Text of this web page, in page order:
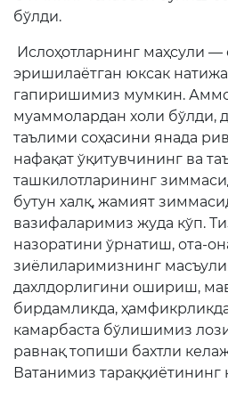
бўлди.
Ислоҳотларнинг маҳсули —
эришилаётган юксак
гапиришимиз мумкин.
муаммолардан холи бўлди,
таълими соҳасини янада
нафақат ўқитувчининг ва
ташкилотларининг
бутун халқ, жамият
вазифаларимиз жуда кўп.
назоратини ўрнатиш, ота-
зиёлиларимизнинг
дахлдорлигини ошириш,
бирдамликда,
камарбаста бўлишимиз
равнақ топиши бахтли
Ватанимиз тараққиётининг